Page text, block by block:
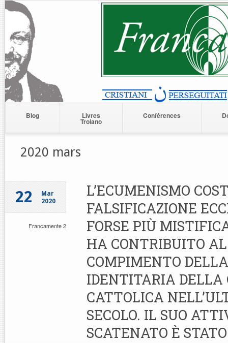
Blog Livres
Troiano
Conférences
2020 mars
22
Mar
2020
Francamente 2
L’ECUMENISMO
FALSIFICAZIONE
FORSE PIÙ
HA CONTRIBUITO AL
COMPIMENTO
IDENTITARIA DELLA
CATTOLICA
SECOLO. IL SUO
SCATENATO È STATO